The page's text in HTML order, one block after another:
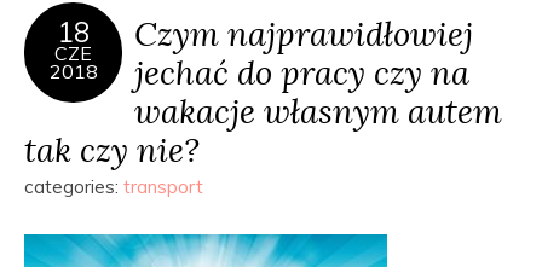
18
CZE
2018
Czym najprawidłowiej
jechać do pracy czy na
wakacje własnym autem
tak czy nie?
categories: transport